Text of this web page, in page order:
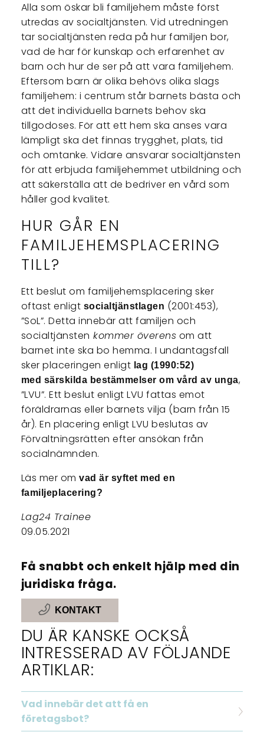
Alla som öskar bli familjehem måste först
utredas av socialtjänsten. Vid utredningen
tar socialtjänsten reda på hur familjen bor,
vad de har för kunskap och erfarenhet av
barn och hur de ser på att vara familjehem.
Eftersom barn är olika behövs olika slags
familjehem: i centrum står barnets bästa och
att det individuella barnets behov ska
tillgodoses. För att ett hem ska anses vara
lämpligt ska det finnas trygghet, plats, tid
och omtanke. Vidare ansvarar socialtjänsten
för att erbjuda familjehemmet utbildning och
att säkerställa att de bedriver en vård som
håller god kvalitet.
HUR GÅR EN
FAMILJEHEMSPLACERING
TILL?
Ett beslut om familjehemsplacering sker
oftast enligt socialtjänstlagen (2001:453),
”SoL”. Detta innebär att familjen och
socialtjänsten kommer överens om att
barnet inte ska bo hemma. I undantagsfall
sker placeringen enligt lag (1990:52)
med särskilda bestämmelser om vård av unga,
”LVU”. Ett beslut enligt LVU fattas emot
föräldrarnas eller barnets vilja (barn från 15
år). En placering enligt LVU beslutas av
Förvaltningsrätten efter ansökan från
socialnämnden.
Läs mer omvad är syftet med en
familjeplacering?
Lag24 Trainee
09.05.2021
Få snabbt och enkelt hjälp med din
juridiska fråga.
KONTAKT
DU ÄR KANSKE OCKSÅ
INTRESSERAD AV FÖLJANDE
ARTIKLAR:
Vad innebär det att få en
företagsbot?